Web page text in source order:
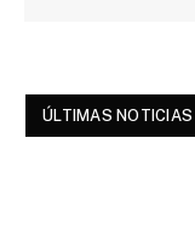
ÚLTIMAS NOTICIAS